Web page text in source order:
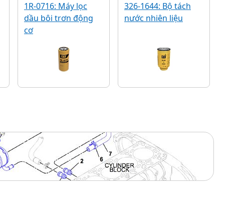
1R-0716: Máy lọc
dầu bôi trơn động
cơ
326-1644: Bộ tách
nước nhiên liệu